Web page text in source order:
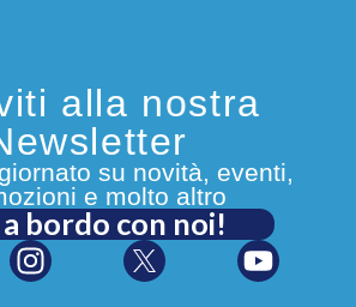
alla nostra
su novità, eventi,
e molto altro
a bordo con noi!